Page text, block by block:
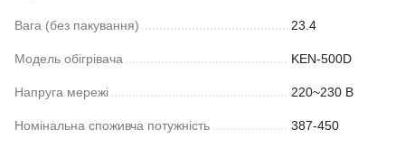
Вага (без пакування) 23.4
Модель обігрівача KEN-500D
Напруга мережі 220~230 В
Номінальна споживча потужність 387-450